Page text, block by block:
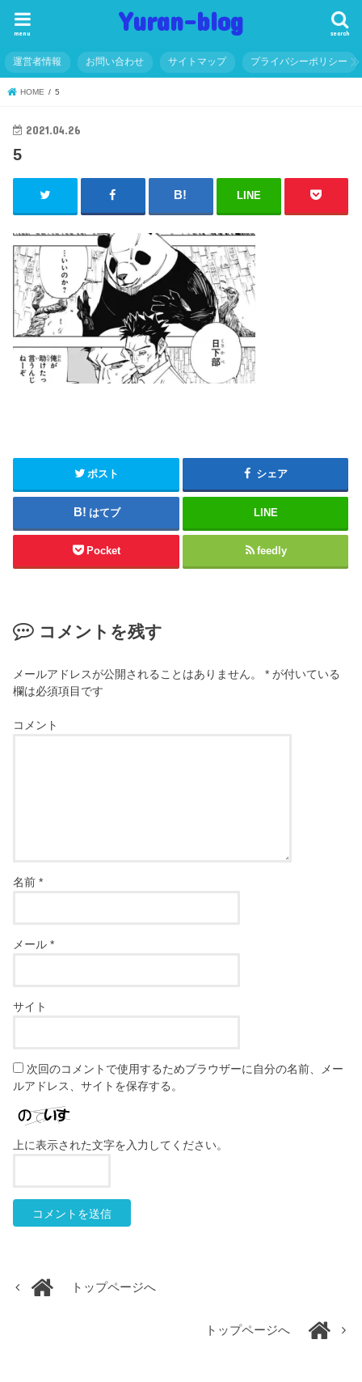
Yuran-blog search
menu
運営者情報 お問い合わせ サイトマップ プライバシーポリシー
HOME 5
2021.04.26
5
LINE
ポスト シェア
はてブ LINE
Pocket feedly
コメントを残す
メールアドレスが公開されることはありません。 * が付いている
欄は必須項目です
コメント
名前*
メール*
サイト
次回のコメントで使用するためブラウザーに自分の名前、メー
ルアドレス、サイトを保存する。
上に表示された文字を入力してください。
トップページへ
トップページへ